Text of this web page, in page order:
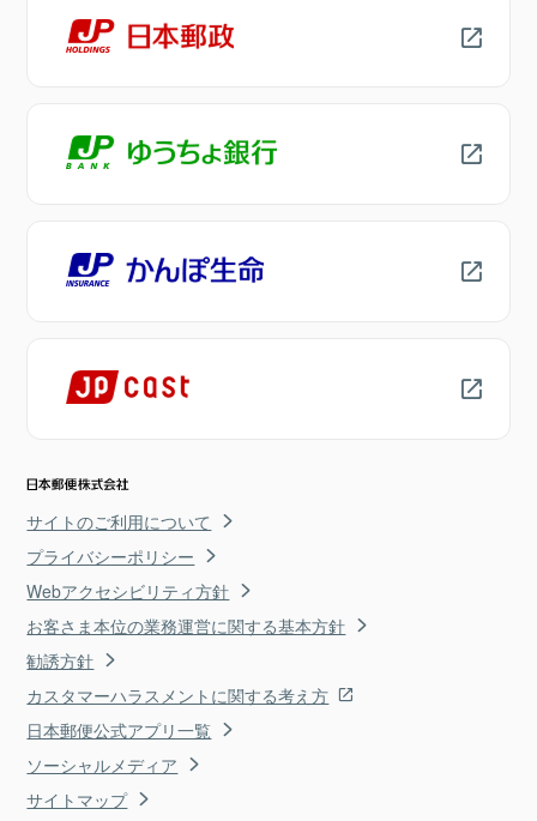
サイトのご利用について
プライバシーポリシー
Webアクセシビリティ方針
お客さま本位の業務運営に関する基本方針
勧誘方針
カスタマーハラスメントに関する考え方
日本郵便公式アプリ一覧
ソーシャルメディア
サイトマップ